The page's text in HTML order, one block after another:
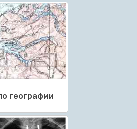
географии